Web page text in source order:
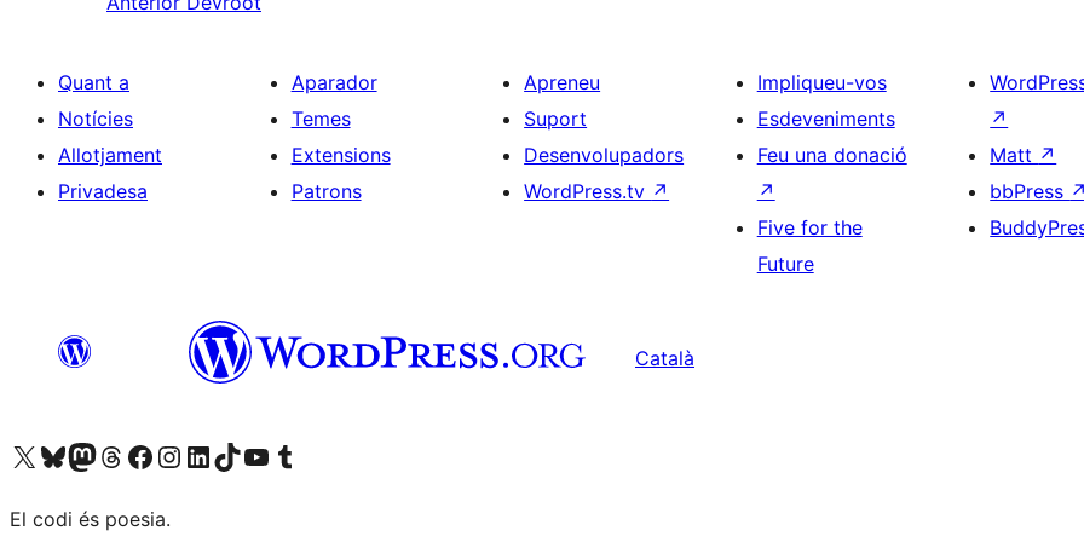
Quant a
Notícies
Allotjament
Privadesa
Aparador
Temes
Extensions
Patrons
Apreneu
Suport
Desenvolupadors
WordPress.tv ↗
Impliqueu-vos
Esdeveniments
Feu una donació
↗
Five for the
Future
↗
Matt ↗
bbPress ↗
Català
Visiteu el nostre compte X (abans Twitter)
Visiteu el nostre compte de Bluesky
Visiteu el nostre compte al Mastodon
Visiteu el nostre compte de Threads
Visiteu la nostra pàgina al Facebook
Visiteu el nostre compte d'Instagram
Visiteu el nostre compte de LinkedIn
Visiteu el nostre compte de TikTok
Visiteu el nostre canal al YouTube
Visiteu el nostre compte de Tumblr
El codi és poesia.